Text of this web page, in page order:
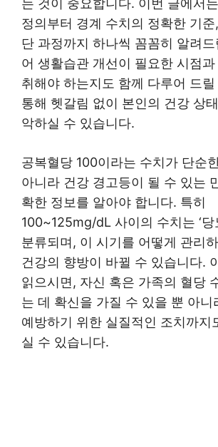
정의부터 경계 수치의 정확한 기
단 과정까지 하나씩 꼼꼼히 알려
어 생활습관 개선이 필요한 시점
취해야 하는지도 함께 다루어 드
통해 헷갈림 없이 본인의 건강 상
악하실 수 있습니다.
공복혈당 100이라는 수치가 단순
아니라 건강 경고등이 될 수 있는
확한 정보를 알아야 합니다. 특히
100~125mg/dL 사이의 수치는 ‘당
분류되며, 이 시기를 어떻게 관리
건강의 향방이 바뀔 수 있습니다.
읽으시면, 자신 혹은 가족의 혈당
는 데 확신을 가질 수 있을 뿐 아니
예방하기 위한 실질적인 조치까지
실 수 있습니다.